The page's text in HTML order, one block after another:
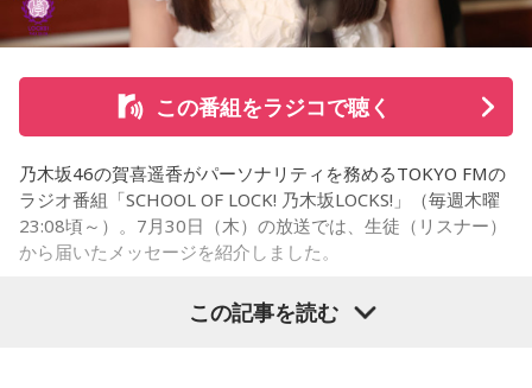
かけた。
さらに、ホースセラピーについても自身の経験を交えて語っ
た。大学時代に所属していた馬術部では、地域の子どもたち
を招いた体験会が行われており、馬に乗ることで身体を自然
に動かすきっかけになったり、高い視点から景色を見ること
で自信や自己肯定感につながったりする姿を目にしていたと
いう。
今回の訪問を通じて、馬が競技や競走だけではなく、さまざ
まな形で人を支える存在であることを改めて感じた菅井。
この番組をラジコで聴く
乃木坂46の賀喜遥香がパーソナリティを務めるTOKYO FMの
ラジオ番組「SCHOOL OF LOCK! 乃木坂LOCKS!」（毎週木曜
23:08頃～）。7月30日（木）の放送では、生徒（リスナー）
から届いたメッセージを紹介しました。
この記事を読む